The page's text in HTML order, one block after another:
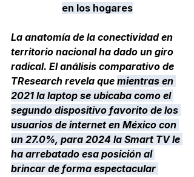
en los hogares
La anatomía de la conectividad en
territorio nacional ha dado un giro
radical. El análisis comparativo de
TResearch revela que mientras en
2021 la laptop se ubicaba como el
segundo dispositivo favorito de los
usuarios de internet en México con
un 27.0%, para 2024 la Smart TV le
ha arrebatado esa posición al
brincar de forma espectacular